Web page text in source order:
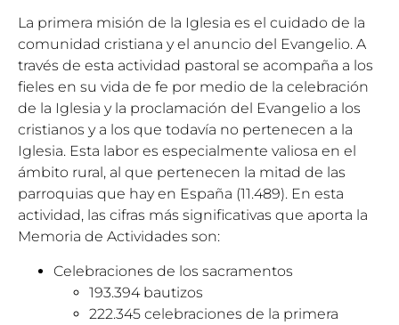
La primera misión de la Iglesia es el cuidado de la
comunidad cristiana y el anuncio del Evangelio. A
través de esta actividad pastoral se acompaña a los
fieles en su vida de fe por medio de la celebración
de la Iglesia y la proclamación del Evangelio a los
cristianos y a los que todavía no pertenecen a la
Iglesia. Esta labor es especialmente valiosa en el
ámbito rural, al que pertenecen la mitad de las
parroquias que hay en España (11.489). En esta
actividad, las cifras más significativas que aporta la
Memoria de Actividades son:
Celebraciones de los sacramentos
193.394 bautizos
222.345 celebraciones de la primera